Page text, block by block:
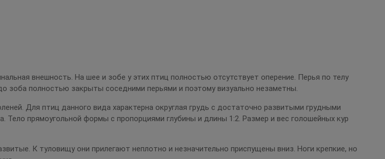
внешность. На шее и зобе у этих птиц полностью отсутствует оперение. Перья по телу
зоба полностью закрыты соседними перьями и поэтому визуально незаметны.
Для птиц данного вида характерна округлая грудь с достаточно развитыми грудными
прямоугольной формы с пропорциями глубины и длины 1:2. Размер и вес голошейных кур
К туловищу они прилегают неплотно и незначительно приспущены вниз. Ноги крепкие, но